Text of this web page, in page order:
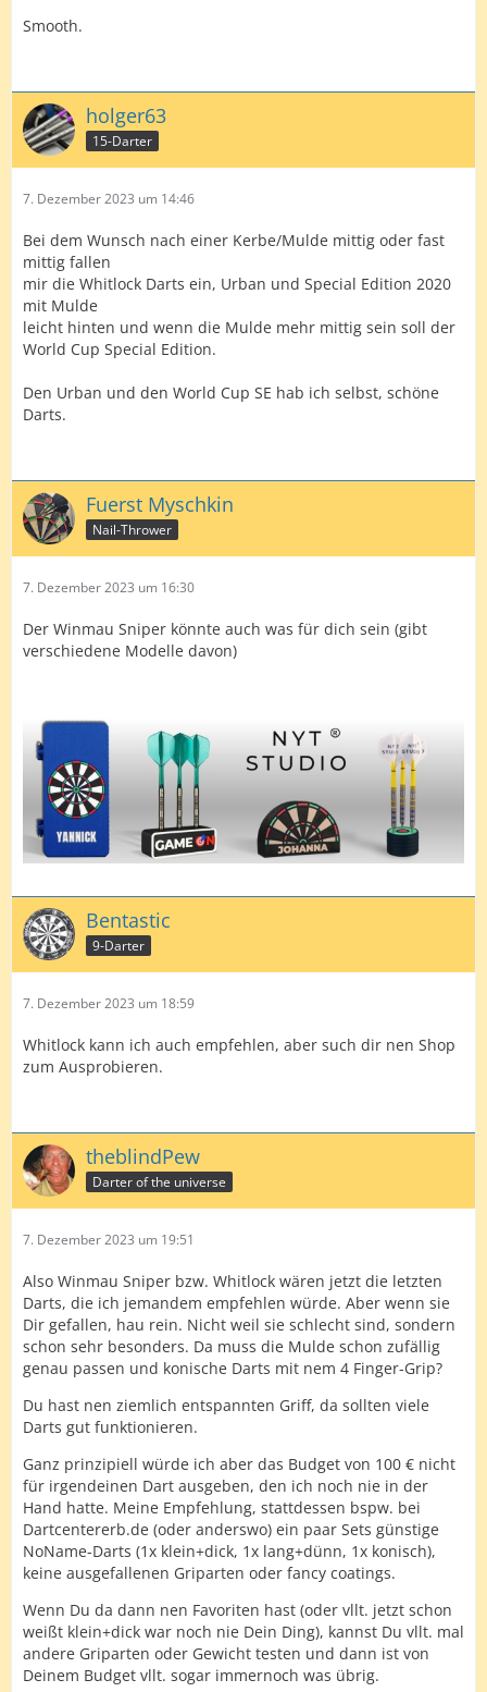
Smooth.
holger63
15-Darter
7. Dezember 2023 um 14:46
Bei dem Wunsch nach einer Kerbe/Mulde mittig oder fast
mittig fallen
mir die Whitlock Darts ein, Urban und Special Edition 2020
mit Mulde
leicht hinten und wenn die Mulde mehr mittig sein soll der
World Cup Special Edition.
Den Urban und den World Cup SE hab ich selbst, schöne
Darts.
Fuerst Myschkin
Nail-Thrower
7. Dezember 2023 um 16:30
Der Winmau Sniper könnte auch was für dich sein (gibt
verschiedene Modelle davon)
Bentastic
9-Darter
7. Dezember 2023 um 18:59
Whitlock kann ich auch empfehlen, aber such dir nen Shop
zum Ausprobieren.
theblindPew
Darter of the universe
7. Dezember 2023 um 19:51
Also Winmau Sniper bzw. Whitlock wären jetzt die letzten
Darts, die ich jemandem empfehlen würde. Aber wenn sie
Dir gefallen, hau rein. Nicht weil sie schlecht sind, sondern
schon sehr besonders. Da muss die Mulde schon zufällig
genau passen und konische Darts mit nem 4 Finger-Grip?
Du hast nen ziemlich entspannten Griff, da sollten viele
Darts gut funktionieren.
Ganz prinzipiell würde ich aber das Budget von 100 € nicht
für irgendeinen Dart ausgeben, den ich noch nie in der
Hand hatte. Meine Empfehlung, stattdessen bspw. bei
Dartcentererb.de (oder anderswo) ein paar Sets günstige
NoName-Darts (1x klein+dick, 1x lang+dünn, 1x konisch),
keine ausgefallenen Griparten oder fancy coatings.
Wenn Du da dann nen Favoriten hast (oder vllt. jetzt schon
weißt klein+dick war noch nie Dein Ding), kannst Du vllt. mal
andere Griparten oder Gewicht testen und dann ist von
Deinem Budget vllt. sogar immernoch was übrig.